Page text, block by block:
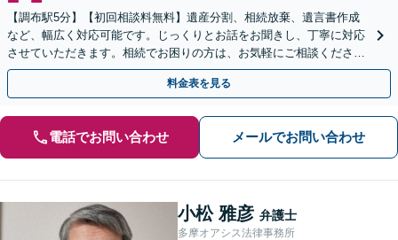
【調布駅5分】【初回相談料無料】遺産分割、相続放棄、遺言書作成
など、幅広く対応可能です。じっくりとお話をお聞きし、丁寧に対応
させていただきます。相続でお困りの方は、お気軽にご相談くださ
い。【電話相談可】
料金表を見る
電話でお問い合わせ メールでお問い合わせ
小松 雅彦 弁護士
多摩オアシス法律事務所